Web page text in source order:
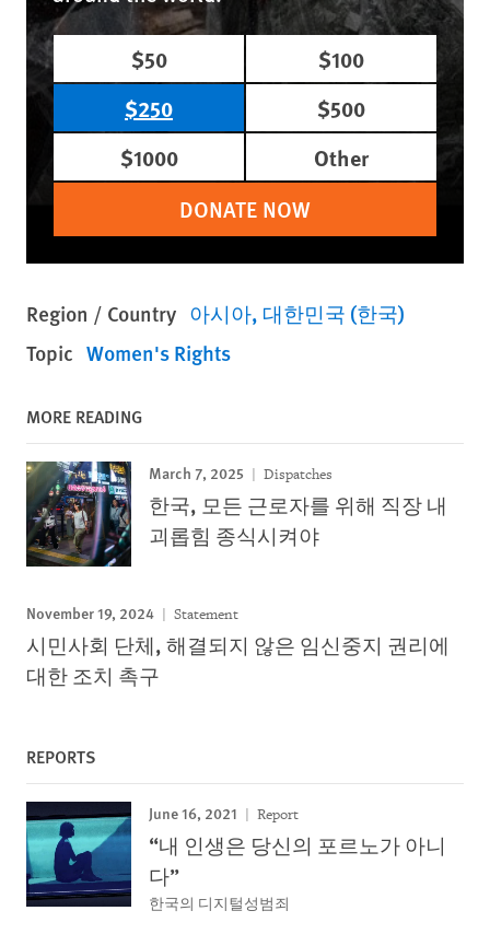
$50
$100
$250
$500
$1000
Other
DONATE NOW
Region / Country 아시아 대한민국 (한국)
Topic Women's Rights
MORE READING
March 7, 2025 Dispatches
한국, 모든 근로자를 위해 직장 내
괴롭힘 종식시켜야
November 19, 2024 Statement
시민사회 단체, 해결되지 않은 임신중지 권리에
대한 조치 촉구
REPORTS
June 16, 2021 Report
“내 인생은 당신의 포르노가 아니
다”
한국의 디지털성범죄